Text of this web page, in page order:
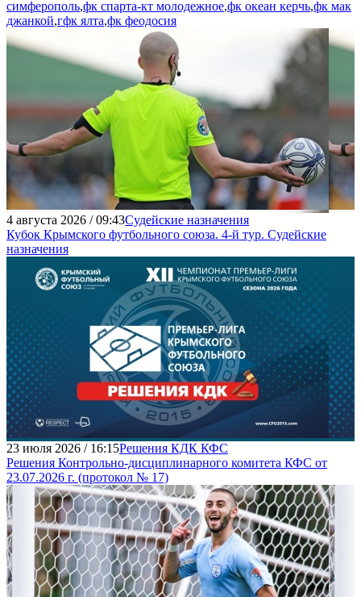
симферополь,фк спарта-кт молодежное,фк океан керчь,фк мак
джанкой,гфк ялта,фк феодосия
4 августа 2026 / 09:43Судейские назначения
Кубок Крымского футбольного союза. 4-й тур. Судейские
назначения
23 июля 2026 / 16:15Решения КДК КФС
Решения Контрольно-дисциплинарного комитета КФС от
23.07.2026 г. (протокол № 17)